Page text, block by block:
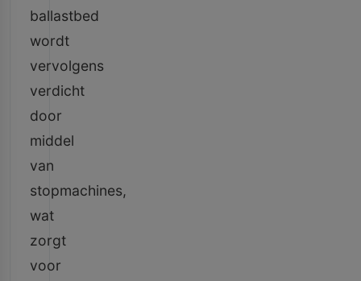
ballastbed
wordt
vervolgens
verdicht
door
middel
van
stopmachines,
wat
zorgt
voor